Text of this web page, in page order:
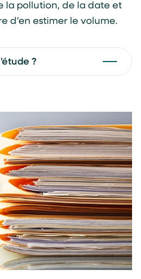
la pollution, de la date et
d’en estimer le volume.
?